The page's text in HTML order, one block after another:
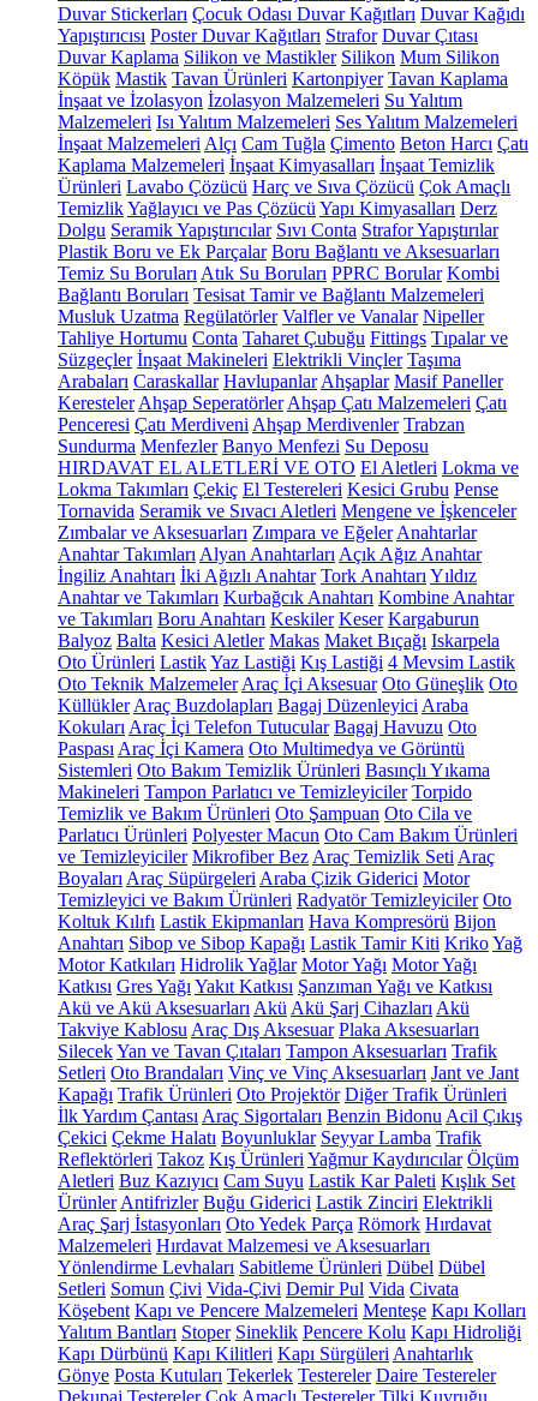
Duvar Stickerları Çocuk Odası Duvar Kağıtları Duvar Kağıdı
Yapıştırıcısı Poster Duvar Kağıtları Strafor Duvar Çıtası
Duvar Kaplama Silikon ve Mastikler Silikon Mum Silikon
Köpük Mastik Tavan Ürünleri Kartonpiyer Tavan Kaplama
İnşaat ve İzolasyon İzolasyon Malzemeleri Su Yalıtım
Malzemeleri Isı Yalıtım Malzemeleri Ses Yalıtım Malzemeleri
İnşaat Malzemeleri Alçı Cam Tuğla Çimento Beton Harcı Çatı
Kaplama Malzemeleri İnşaat Kimyasalları İnşaat Temizlik
Ürünleri Lavabo Çözücü Harç ve Sıva Çözücü Çok Amaçlı
TemizlikYağlayıcı ve Pas Çözücü Yapı Kimyasalları Derz
Dolgu Seramik Yapıştırıcılar Sıvı Conta Strafor Yapıştırılar
Plastik Boru ve Ek Parçalar Boru Bağlantı ve Aksesuarları
Temiz Su Boruları Atık Su Boruları PPRC Borular Kombi
Bağlantı Boruları Tesisat Tamir ve Bağlantı Malzemeleri
Musluk Uzatma Regülatörler Valfler ve Vanalar Nipeller
Tahliye Hortumu Conta Taharet Çubuğu Fittings Tıpalar ve
Süzgeçler İnşaat Makineleri Elektrikli Vinçler Taşıma
Arabaları Caraskallar Havlupanlar Ahşaplar Masif Paneller
Keresteler Ahşap Seperatörler Ahşap Çatı Malzemeleri Çatı
Penceresi Çatı Merdiveni Ahşap Merdivenler Trabzan
Sundurma Menfezler Banyo Menfezi Su Deposu
HIRDAVAT EL ALETLERİ VE OTO El Aletleri Lokma ve
Lokma Takımları Çekiç El Testereleri Kesici Grubu Pense
Tornavida Seramik ve Sıvacı Aletleri Mengene ve İşkenceler
Zımbalar ve Aksesuarları Zımpara ve Eğeler Anahtarlar
Anahtar Takımları Alyan Anahtarları Açık Ağız Anahtar
İngiliz Anahtarı İki Ağızlı Anahtar Tork Anahtarı Yıldız
Anahtar ve Takımları Kurbağcık Anahtarı Kombine Anahtar
ve Takımları Boru Anahtarı Keskiler Keser Kargaburun
Balyoz Balta Kesici Aletler Makas Maket Bıçağı Iskarpela
Oto Ürünleri LastikYaz Lastiği Kış Lastiği 4 Mevsim Lastik
Oto Teknik Malzemeler Araç İçi Aksesuar Oto Güneşlik Oto
Küllükler Araç Buzdolapları Bagaj Düzenleyici Araba
Kokuları Araç İçi Telefon Tutucular Bagaj Havuzu Oto
Paspası Araç İçi Kamera Oto Multimedya ve Görüntü
Sistemleri Oto Bakım Temizlik Ürünleri Basınçlı Yıkama
Makineleri Tampon Parlatıcı ve Temizleyiciler Torpido
Temizlik ve Bakım Ürünleri Oto Şampuan Oto Cila ve
Parlatıcı Ürünleri Polyester Macun Oto Cam Bakım Ürünleri
ve Temizleyiciler Mikrofiber Bez Araç Temizlik Seti Araç
Boyaları Araç Süpürgeleri Araba Çizik Giderici Motor
Temizleyici ve Bakım Ürünleri Radyatör Temizleyiciler Oto
Koltuk Kılıfı Lastik Ekipmanları Hava Kompresörü Bijon
Anahtarı Sibop ve Sibop Kapağı Lastik Tamir Kiti KrikoYağ
Motor Katkıları Hidrolik Yağlar Motor Yağı Motor Yağı
Katkısı Gres Yağı Yakıt Katkısı Şanzıman Yağı ve Katkısı
Akü ve Akü Aksesuarları Akü Akü Şarj Cihazları Akü
Takviye Kablosu Araç Dış Aksesuar Plaka Aksesuarları
SilecekYan ve Tavan Çıtaları Tampon Aksesuarları Trafik
Setleri Oto Brandaları Vinç ve Vinç Aksesuarları Jant ve Jant
Kapağı Trafik Ürünleri Oto Projektör Diğer Trafik Ürünleri
İlk Yardım Çantası Araç Sigortaları Benzin Bidonu Acil Çıkış
Çekici Çekme Halatı Boyunluklar Seyyar Lamba Trafik
Reflektörleri Takoz Kış Ürünleri Yağmur Kaydırıcılar Ölçüm
Aletleri Buz Kazıyıcı Cam Suyu Lastik Kar Paleti Kışlık Set
Ürünler Antifrizler Buğu Giderici Lastik Zinciri Elektrikli
Araç Şarj İstasyonları Oto Yedek Parça Römork Hırdavat
Malzemeleri Hırdavat Malzemesi ve Aksesuarları
Yönlendirme Levhaları Sabitleme Ürünleri Dübel Dübel
Setleri Somun Çivi Vida-Çivi Demir Pul Vida Civata
Köşebent Kapı ve Pencere Malzemeleri Menteşe Kapı Kolları
Yalıtım Bantları Stoper Sineklik Pencere Kolu Kapı Hidroliği
Kapı Dürbünü Kapı Kilitleri Kapı Sürgüleri Anahtarlık
Gönye Posta Kutuları Tekerlek Testereler Daire Testereler
Dekupaj Testereler Çok Amaçlı Testereler Tilki Kuyruğu